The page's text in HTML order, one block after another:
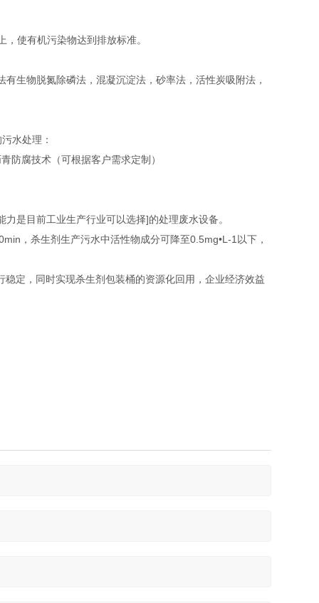
使有机污染物达到排放标准。
生物脱氮除磷法，混凝沉淀法，砂率法，活性炭吸附法，
水处理：
腐技术（可根据客户需求定制）
是目前工业生产行业可以选择]的处理废水设备。
，杀生剂生产污水中活性物成分可降至0.5mg•L-1以下，
定，同时实现杀生剂包装桶的资源化回用，企业经济效益